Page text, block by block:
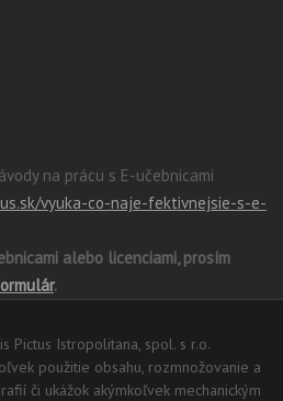
na prácu s E-učebnicami
vyuka-co-naje-fektivnejsie-s-e-
alebo licenciami, prosím
.
Istropolitana, spol. s r.o.
použitie obsahu, rozmnožovanie a
či ukážok akýmkoľvek mechanickým